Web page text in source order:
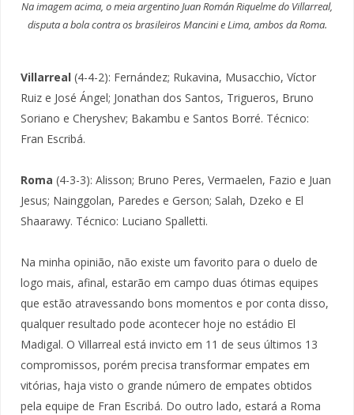
Na imagem acima, o meia argentino Juan Román Riquelme do Villarreal,
disputa a bola contra os brasileiros Mancini e Lima, ambos da Roma.
Villarreal (4-4-2): Fernández; Rukavina, Musacchio, Víctor
Ruiz e José Ángel; Jonathan dos Santos, Trigueros, Bruno
Soriano e Cheryshev; Bakambu e Santos Borré. Técnico:
Fran Escribá.
Roma (4-3-3): Alisson; Bruno Peres, Vermaelen, Fazio e Juan
Jesus; Nainggolan, Paredes e Gerson; Salah, Dzeko e El
Shaarawy. Técnico: Luciano Spalletti.
Na minha opinião, não existe um favorito para o duelo de
logo mais, afinal, estarão em campo duas ótimas equipes
que estão atravessando bons momentos e por conta disso,
qualquer resultado pode acontecer hoje no estádio El
Madigal. O Villarreal está invicto em 11 de seus últimos 13
compromissos, porém precisa transformar empates em
vitórias, haja visto o grande número de empates obtidos
pela equipe de Fran Escribá. Do outro lado, estará a Roma